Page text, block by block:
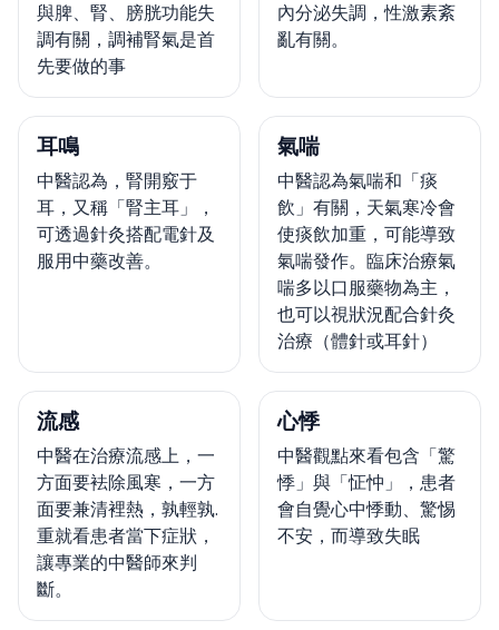
與脾、腎、膀胱功能失
調有關，調補腎氣是首
先要做的事
內分泌失調，性激素紊
亂有關。
耳鳴
中醫認為，腎開竅于
耳，又稱「腎主耳」，
可透過針灸搭配電針及
服用中藥改善。
氣喘
中醫認為氣喘和「痰
飲」有關，天氣寒冷會
使痰飲加重，可能導致
氣喘發作。臨床治療氣
喘多以口服藥物為主，
也可以視狀況配合針灸
治療（體針或耳針）
流感
中醫在治療流感上，一
方面要袪除風寒，一方
面要兼清裡熱，孰輕孰.
重就看患者當下症狀，
讓專業的中醫師來判
斷。
心悸
中醫觀點來看包含「驚
悸」與「怔忡」，患者
會自覺心中悸動、驚惕
不安，而導致失眠